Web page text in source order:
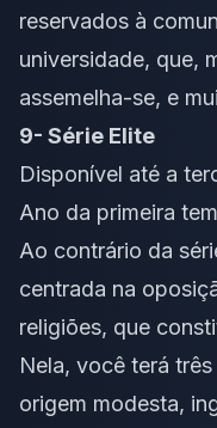
reservados à
universidade, que,
assemelha-se, e
9- Série Elite
Disponível até a
Ano da primeira
Ao contrário da
centrada na
religiões, que
Nela, você terá
origem modesta,